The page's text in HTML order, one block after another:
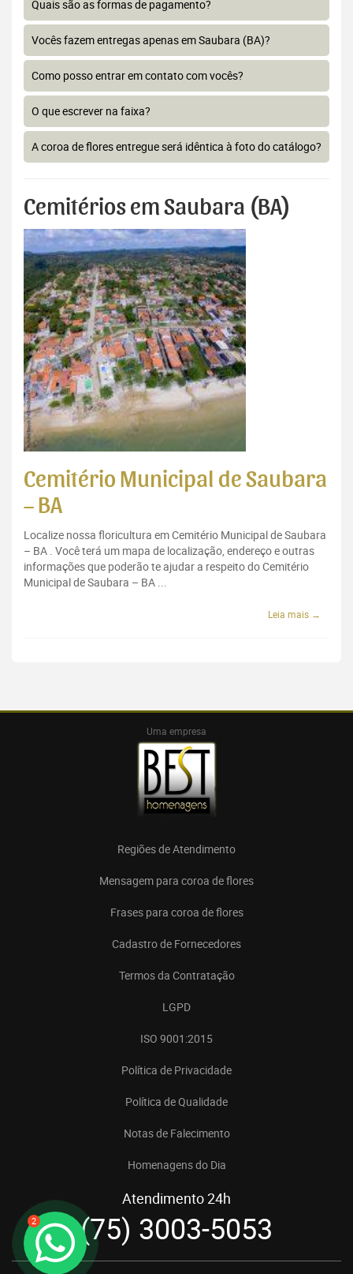
2
Quais são as formas de pagamento?
Vocês fazem entregas apenas em Saubara (BA)?
Como posso entrar em contato com vocês?
O que escrever na faixa?
A coroa de flores entregue será idêntica à foto do catálogo?
Cemitérios em Saubara (BA)
Cemitério Municipal de Saubara
– BA
Localize nossa floricultura em Cemitério Municipal de Saubara
– BA . Você terá um mapa de localização, endereço e outras
informações que poderão te ajudar a respeito do Cemitério
Municipal de Saubara – BA ...
Leia mais →
Uma empresa
Regiões de Atendimento
Mensagem para coroa de flores
Frases para coroa de flores
Cadastro de Fornecedores
Termos da Contratação
LGPD
ISO 9001:2015
Política de Privacidade
Política de Qualidade
Notas de Falecimento
Homenagens do Dia
Atendimento 24h
(75) 3003-5053